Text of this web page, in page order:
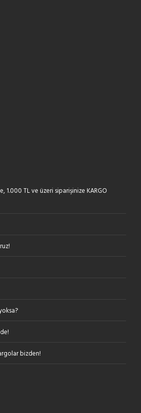
1.000 TL ve üzeri siparişinize KARGO
bizden!